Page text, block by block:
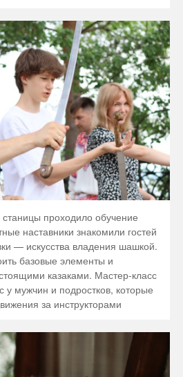
проходило обучение
наставники знакомили гостей
— искусства владения шашкой.
базовые элементы и
казаками. Мастер-класс
у мужчин и подростков, которые
за инструкторами